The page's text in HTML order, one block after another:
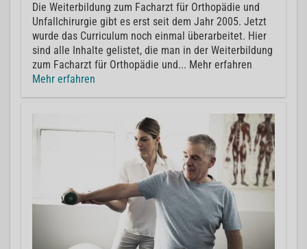
Die Weiterbildung zum Facharzt für Orthopädie und
Unfallchirurgie gibt es erst seit dem Jahr 2005. Jetzt
wurde das Curriculum noch einmal überarbeitet. Hier
sind alle Inhalte gelistet, die man in der Weiterbildung
zum Facharzt für Orthopädie und... Mehr erfahren
Mehr erfahren